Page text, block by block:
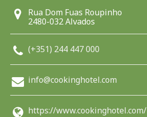
Rua Dom Fuas Roupinho
2480-032 Alvados
(+351) 244 447 000
info@cookinghotel.com
https://www.cookinghotel.com/